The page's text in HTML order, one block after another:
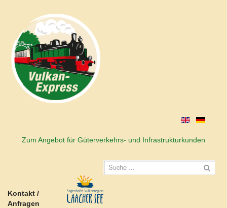
Zum Angebot für Güterverkehrs- und Infrastrukturkunden
Kontakt /
Anfragen